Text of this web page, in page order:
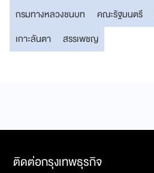
กรมทางหลวงชนบท
คณะรัฐมนตรี
เกาะลันตา
สรรเพชญ
ติดต่อกรุงเทพธุรกิจ